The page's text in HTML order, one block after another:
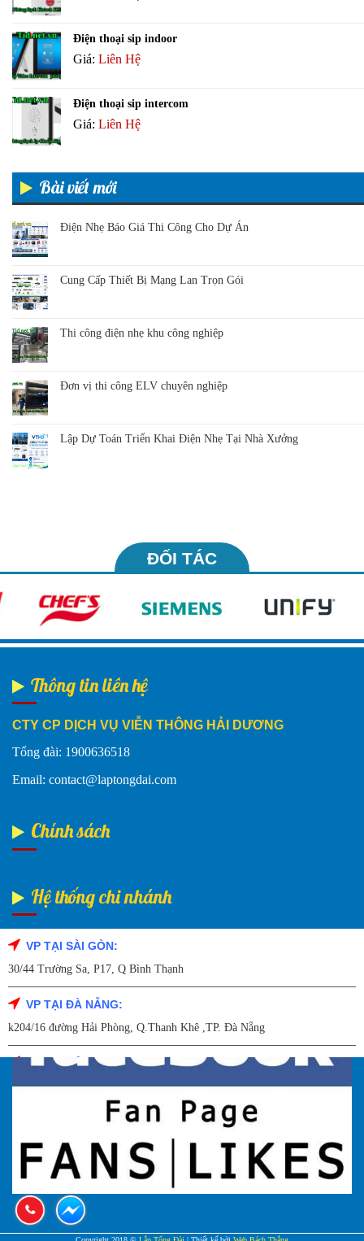
Điện thoại sip indoor
Giá: Liên Hệ
Điện thoại sip intercom
Giá: Liên Hệ
Bài viết mới
Điện Nhẹ Báo Giá Thi Công Cho Dự Án
Cung Cấp Thiết Bị Mạng Lan Trọn Gói
Thi công điện nhẹ khu công nghiệp
Đơn vị thi công ELV chuyên nghiệp
Lập Dự Toán Triển Khai Điện Nhẹ Tại Nhà Xưởng
ĐỐI TÁC
Thông tin liên hệ
CTY CP DỊCH VỤ VIỄN THÔNG HẢI DƯƠNG
Tổng đài: 1900636518
Email: contact@laptongdai.com
Chính sách
Hệ thống chi nhánh
VP TẠI SÀI GÒN:
30/44 Trường Sa, P17, Q Bình Thạnh
VP TẠI ĐÀ NẴNG:
k204/16 đường Hải Phòng, Q.Thanh Khê ,TP. Đà Nẵng
VP TẠI HẢI DƯƠNG:
Số 9/14 – P.Tứ Thông – TP Hải Dương
VP TẠI HẢI PHÒNG:
227 Đường Hải Triều , P. Quán Toan , Q. Hồng Bàng , Tp Hải Phòng
VP TẠI HÀ NỘI
27A Trần Hưng đạo – Q.Hoàn Kiếm – TP Hà Nội
Fanpage Facebook